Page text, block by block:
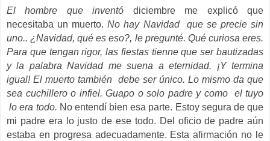
El hombre que inventó diciembre me explicó que
necesitaba un muerto.No hay Navidad que se precie sin
uno.. ¿Navidad, qué es eso?, le pregunté. Qué curiosa eres.
Para que tengan rigor, las fiestas tienne que ser bautizadas
y la palabra Navidad me suena a eternidad. ¡Y termina
igual! El muerto también debe ser único. Lo mismo da que
sea cuchillero o infiel. Guapo o solo padre y como el tuyo
lo era todo. No entendí bien esa parte. Estoy segura de que
mi padre era lo justo de ese todo. Del oficio de padre aún
estaba en progresa adecuadamente. Esta afirmación no le